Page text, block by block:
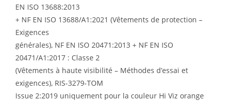
EN ISO 13688:2013
+ NF EN ISO 13688/A1:2021 (Vêtements de protection –
Exigences
générales), NF EN ISO 20471:2013 + NF EN ISO
20471/A1:2017 : Classe 2
(Vêtements à haute visibilité – Méthodes d’essai et
exigences), RIS-3279-TOM
Issue 2:2019 uniquement pour la couleur Hi Viz orange